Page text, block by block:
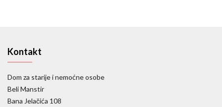
Kontakt
Dom za starije i nemoćne osobe
Beli Manstir
Bana Jelačića 108